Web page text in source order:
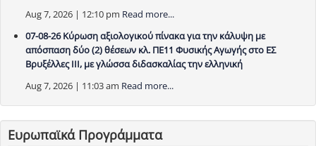
Aug 7, 2026 | 12:10 pm Read more...
07-08-26 Κύρωση αξιολογικού πίνακα για την κάλυψη με
απόσπαση δύο (2) θέσεων κλ. ΠΕ11 Φυσικής Αγωγής στο ΕΣ
Βρυξέλλες ΙΙΙ, με γλώσσα διδασκαλίας την ελληνική
Aug 7, 2026 | 11:03 am Read more...
Ευρωπαϊκά Προγράμματα